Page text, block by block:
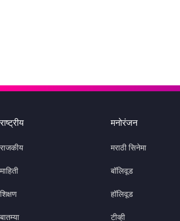
राष्ट्रीय
राजकीय
माहिती
शिक्षण
बातम्या
मनोरंजन
मराठी सिनेमा
बॉलिवूड
हॉलिवूड
टीव्ही